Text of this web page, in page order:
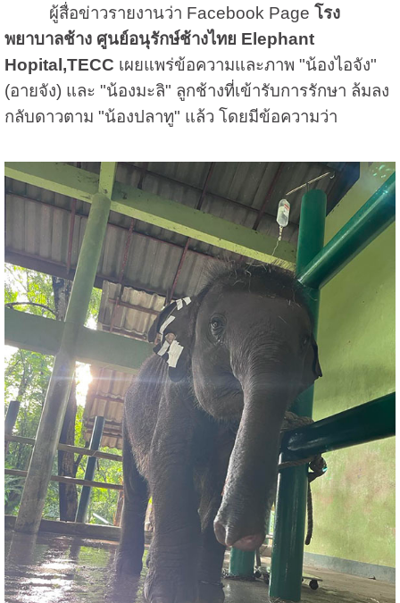
ผู้สื่อข่าวรายงานว่า Facebook Page โรง
พยาบาลช้าง ศูนย์อนุรักษ์ช้างไทย Elephant
Hopital,TECC เผยแพร่ข้อความและภาพ "น้องไอจัง"
(อายจัง) และ "น้องมะลิ" ลูกช้างที่เข้ารับการรักษา ล้มลง
กลับดาวตาม "น้องปลาทู" แล้ว โดยมีข้อความว่า